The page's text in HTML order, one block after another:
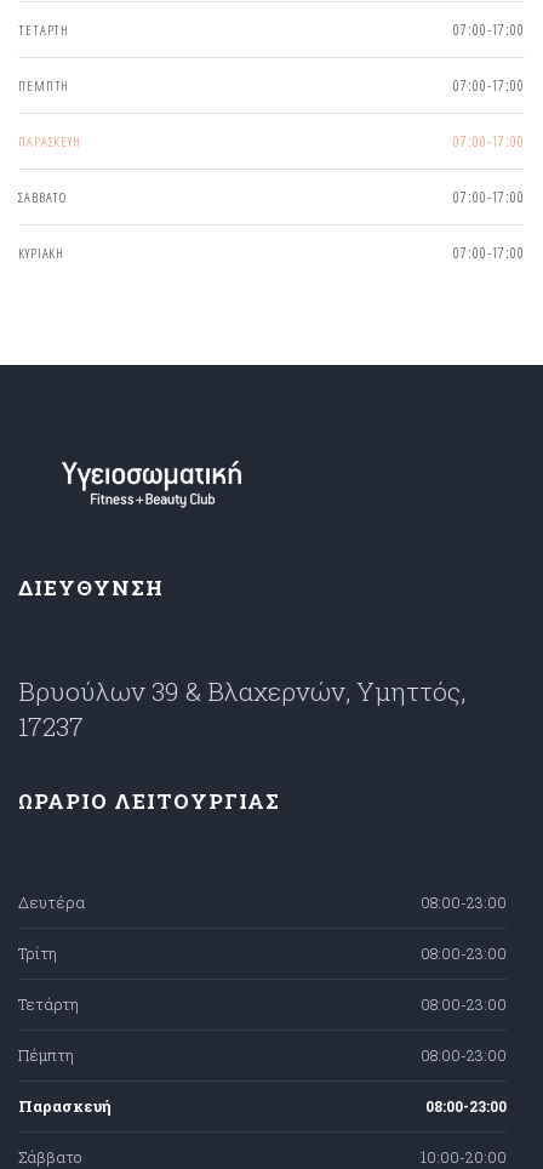
ΤΕΤΑΡΤΗ 07:00-17:00
ΠΕΜΠΤΗ 07:00-17:00
ΠΑΡΑΣΚΕΥΗ 07:00-17:00
ΣΑΒΒΑΤΟ 07:00-17:00
ΚΥΡΙΑΚΗ 07:00-17:00
ΔΙΕΥΘΥΝΣΗ
Βρυούλων 39 & Βλαχερνών, Υμηττός,
17237
ΩΡΑΡΙΟ ΛΕΙΤΟΥΡΓΙΑΣ
Δευτέρα 08:00-23:00
Τρίτη 08:00-23:00
Τετάρτη 08:00-23:00
Πέμπτη 08:00-23:00
Παρασκευή 08:00-23:00
Σάββατο 10:00-20:00